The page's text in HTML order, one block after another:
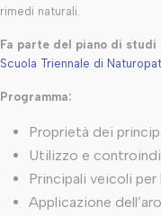
rimedi naturali.
Fa parte del piano di studi
Scuola Triennale di
Programma:
Proprietà dei
Utilizzo e
Principali veicoli per
Applicazione